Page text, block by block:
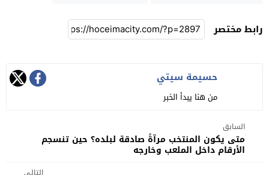
رابط مختصر
حسيمة سيتي
من هنا يبدأ الخبر
السابق
متى يكون المنتخب مرآةً صادقة لبلده؟ حين تنسجم
الأرقام داخل الملعب وخارجه